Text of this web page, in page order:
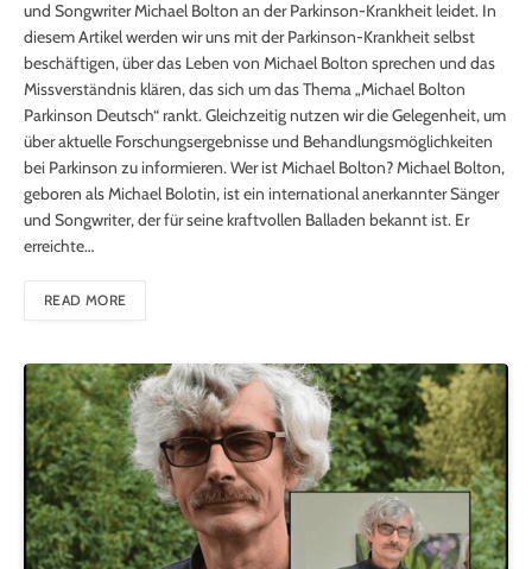
und Songwriter Michael Bolton an der Parkinson-Krankheit leidet. In
diesem Artikel werden wir uns mit der Parkinson-Krankheit selbst
beschäftigen, über das Leben von Michael Bolton sprechen und das
Missverständnis klären, das sich um das Thema „Michael Bolton
Parkinson Deutsch“ rankt. Gleichzeitig nutzen wir die Gelegenheit, um
über aktuelle Forschungsergebnisse und Behandlungsmöglichkeiten
bei Parkinson zu informieren. Wer ist Michael Bolton? Michael Bolton,
geboren als Michael Bolotin, ist ein international anerkannter Sänger
und Songwriter, der für seine kraftvollen Balladen bekannt ist. Er
erreichte…
READ MORE